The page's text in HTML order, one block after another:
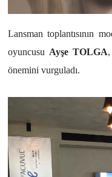
Lansman toplantısının
oyuncusu Ayşe TOLGA
önemini vurguladı.